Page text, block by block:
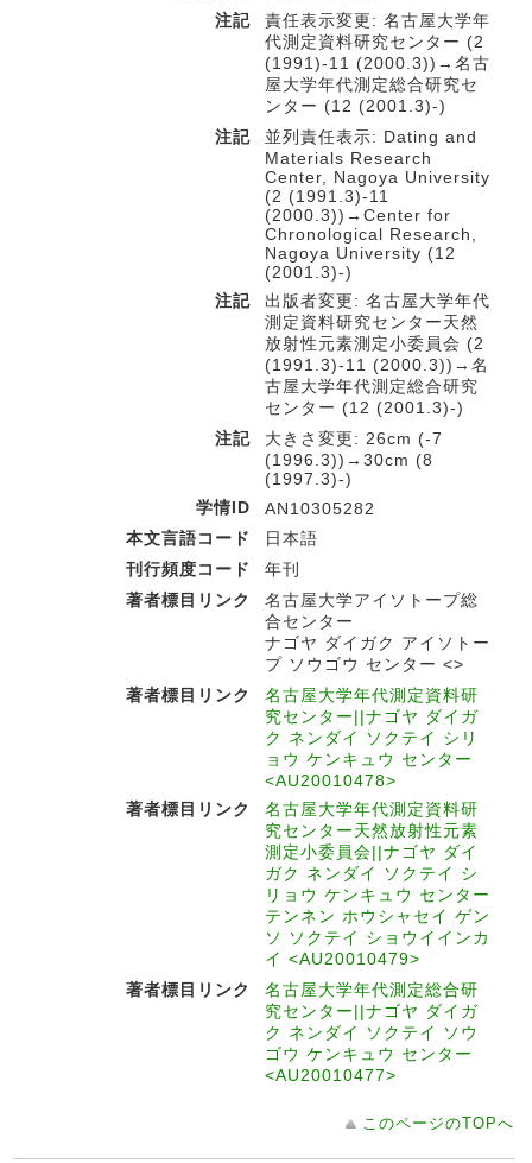
注記
責任表示変更: 名古屋大学年
代測定資料研究センター (2
(1991)-11 (2000.3))→名古
屋大学年代測定総合研究セ
ンター (12 (2001.3)-)
注記
並列責任表示: Dating and
Materials Research
Center, Nagoya University
(2 (1991.3)-11
(2000.3))→Center for
Chronological Research,
Nagoya University (12
(2001.3)-)
注記
出版者変更: 名古屋大学年代
測定資料研究センター天然
放射性元素測定小委員会 (2
(1991.3)-11 (2000.3))→名
古屋大学年代測定総合研究
センター (12 (2001.3)-)
注記
大きさ変更: 26cm (-7
(1996.3))→30cm (8
(1997.3)-)
学情ID
AN10305282
本文言語コード
日本語
刊行頻度コード
年刊
著者標目リンク
名古屋大学アイソトープ総
合センター
ナゴヤ ダイガク アイソトー
プ ソウゴウ センター <>
著者標目リンク
名古屋大学年代測定資料研
究センター||ナゴヤ ダイガ
ク ネンダイ ソクテイ シリ
ョウ ケンキュウ センター
<AU20010478>
著者標目リンク
名古屋大学年代測定資料研
究センター天然放射性元素
測定小委員会||ナゴヤ ダイ
ガク ネンダイ ソクテイ シ
リョウ ケンキュウ センター
テンネン ホウシャセイ ゲン
ソ ソクテイ ショウイインカ
イ <AU20010479>
著者標目リンク
名古屋大学年代測定総合研
究センター||ナゴヤ ダイガ
ク ネンダイ ソクテイ ソウ
ゴウ ケンキュウ センター
<AU20010477>
このページのTOPへ